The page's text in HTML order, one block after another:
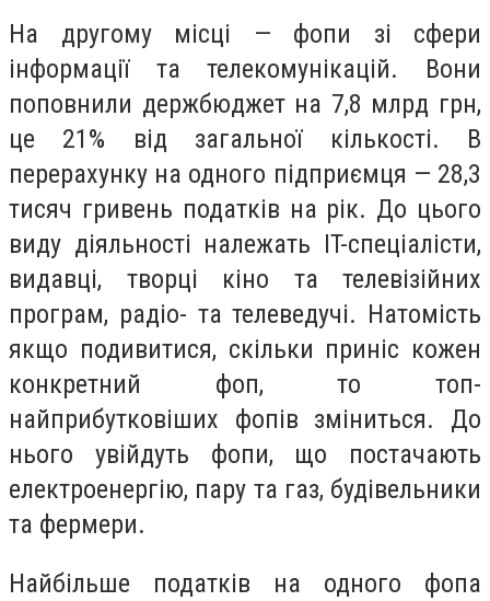
На другому місці — фопи зі сфери
інформації та телекомунікацій. Вони
поповнили держбюджет на 7,8 млрд грн,
це 21% від загальної кількості. В
перерахунку на одного підприємця — 28,3
тисяч гривень податків на рік. До цього
виду діяльності належать IT-спеціалісти,
видавці, творці кіно та телевізійних
програм, радіо- та телеведучі. Натомість
якщо подивитися, скільки приніс кожен
конкретний фоп, то топ-
найприбутковіших фопів зміниться. До
нього увійдуть фопи, що постачають
електроенергію, пару та газ, будівельники
та фермери.
Найбільше податків на одного фопа